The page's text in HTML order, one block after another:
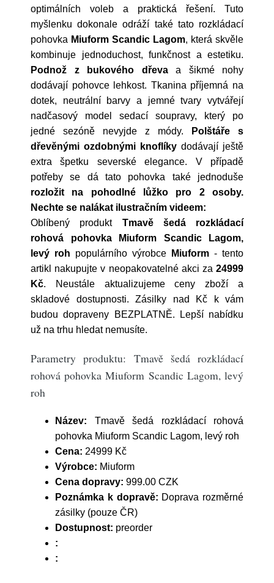
optimálních voleb a praktická řešení. Tuto
myšlenku dokonale odráží také tato rozkládací
pohovka Miuform Scandic Lagom, která skvěle
kombinuje jednoduchost, funkčnost a estetiku.
Podnož z bukového dřevaa šikmé nohy
dodávají pohovce lehkost. Tkanina příjemná na
dotek, neutrální barvy a jemné tvary vytvářejí
nadčasový model sedací soupravy, který po
jedné sezóně nevyjde z módy.
Polštáře s
dřevěnými ozdobnými knoflíky dodávají ještě
extra špetku severské elegance. V případě
potřeby se dá tato pohovka také jednoduše
rozložit na pohodlné lůžko pro 2 osoby.
Nechte se nalákat ilustračním videem:
Oblíbený produkt Tmavě šedá rozkládací
rohová pohovka Miuform Scandic Lagom,
levý roh populárního výrobce Miuform - tento
artikl nakupujte v neopakovatelné akci za 24999
Kč. Neustále aktualizujeme ceny zboží a
skladové dostupnosti. Zásilky nad Kč k vám
budou dopraveny BEZPLATNĚ. Lepší nabídku
už na trhu hledat nemusíte.
Parametry produktu: Tmavě šedá rozkládací
rohová pohovka Miuform Scandic Lagom, levý
roh
Název: Tmavě šedá rozkládací rohová
pohovka Miuform Scandic Lagom, levý roh
Cena: 24999 Kč
Výrobce: Miuform
Cena dopravy: 999.00 CZK
Poznámka k dopravě: Doprava rozměrné
zásilky (pouze ČR)
Dostupnost: preorder
:
: